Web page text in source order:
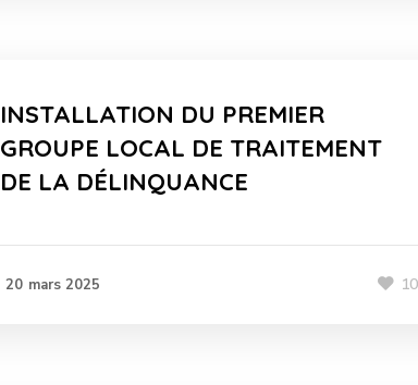
INSTALLATION DU PREMIER
GROUPE LOCAL DE TRAITEMENT
DE LA DÉLINQUANCE
20 mars 2025